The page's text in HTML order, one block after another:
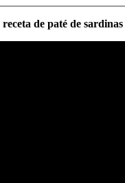
receta de paté de sardinas